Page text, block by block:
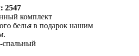
2547
комплект
белья в подарок нашим
спальный